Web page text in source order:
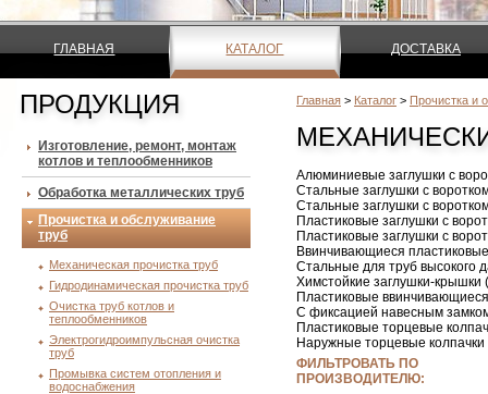
ГЛАВНАЯ КАТАЛОГ ДОСТАВКА
ПРОДУКЦИЯ
Изготовление, ремонт, монтаж
котлов и теплообменников
Обработка металлических труб
Прочистка и обслуживание
труб
Механическая прочистка труб
Гидродинамическая прочистка труб
Очистка труб котлов и
теплообменников
Электрогидроимпульсная очистка
труб
Промывка систем отопления и
водоснабжения
Главная > Каталог > Прочистка и
Алюминиевые заглушки с
Стальные заглушки с
Стальные заглушки с
Пластиковые заглушки с
Пластиковые заглушки с
Ввинчивающиеся
Стальные для труб высокого
Химстойкие заглушки-
Пластиковые
С фиксацией навесным
Пластиковые торцевые
Наружные торцевые колпачки
ФИЛЬТРОВАТЬ ПО
ПРОИЗВОДИТЕЛЮ: